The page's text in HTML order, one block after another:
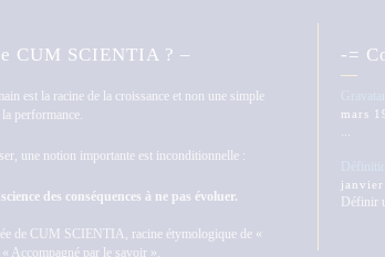
CUM SCIENTIA ? –
est la racine de la croissance et non une simple
performance.
une notion importante est inconditionnelle :
des conséquences à ne pas évoluer.
de CUM SCIENTIA, racine étymologique de «
Accompagné par le savoir ».
-=
mars
...
Définir